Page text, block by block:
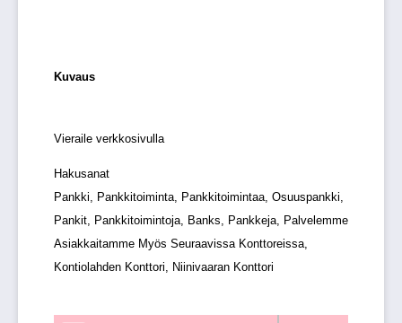
Kuvaus
Vieraile verkkosivulla
Hakusanat
Pankki, Pankkitoiminta, Pankkitoimintaa, Osuuspankki,
Pankit, Pankkitoimintoja, Banks, Pankkeja, Palvelemme
Asiakkaitamme Myös Seuraavissa Konttoreissa,
Kontiolahden Konttori, Niinivaaran Konttori